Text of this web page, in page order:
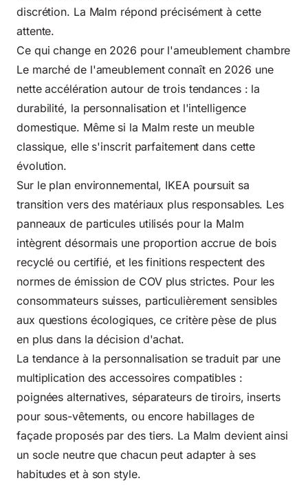
discrétion. La Malm répond précisément à cette
attente.
Ce qui change en 2026 pour l'ameublement chambre
Le marché de l'ameublement connaît en 2026 une
nette accélération autour de trois tendances : la
durabilité, la personnalisation et l'intelligence
domestique. Même si la Malm reste un meuble
classique, elle s'inscrit parfaitement dans cette
évolution.
Sur le plan environnemental, IKEA poursuit sa
transition vers des matériaux plus responsables. Les
panneaux de particules utilisés pour la Malm
intègrent désormais une proportion accrue de bois
recyclé ou certifié, et les finitions respectent des
normes de émission de COV plus strictes. Pour les
consommateurs suisses, particulièrement sensibles
aux questions écologiques, ce critère pèse de plus
en plus dans la décision d'achat.
La tendance à la personnalisation se traduit par une
multiplication des accessoires compatibles :
poignées alternatives, séparateurs de tiroirs, inserts
pour sous-vêtements, ou encore habillages de
façade proposés par des tiers. La Malm devient ainsi
un socle neutre que chacun peut adapter à ses
habitudes et à son style.